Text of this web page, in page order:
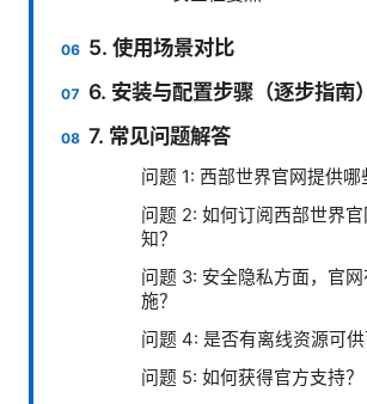
5. 使用场景对比
6. 安装与配置步骤（逐步指南）
7. 常见问题解答
问题 1: 西部世界官网提供哪
问题 2: 如何订阅西部世界
知？
问题 3: 安全隐私方面，官
施？
问题 4: 是否有离线资源可供
问题 5: 如何获得官方支持？